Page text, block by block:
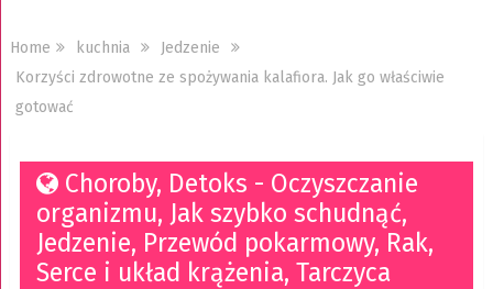
Home kuchnia
Jedzenie
Korzyści zdrowotne ze spożywania kalafiora. Jak go właściwie
gotować
Choroby, Detoks - Oczyszczanie
organizmu, Jak szybko schudnąć,
Jedzenie, Przewód pokarmowy, Rak,
Serce i układ krążenia, Tarczyca